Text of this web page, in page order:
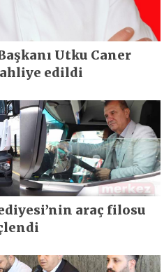
Utku Caner
edildi
araç filosu